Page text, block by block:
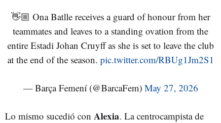
👋🏼 Ona Batlle receives a guard of honour from her
teammates and leaves to a standing ovation from the
entire Estadi Johan Cruyff as she is set to leave the club
at the end of the season. pic.twitter.com/RBUg1Jm2S1
— Barça Femení (@BarcaFem) May 27, 2026
Lo mismo sucedió con Alexia. La centrocampista de